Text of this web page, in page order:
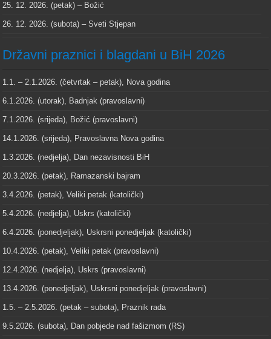
25. 12. 2026. (petak) – Božić
26. 12. 2026. (subota) – Sveti Stjepan
Državni praznici i blagdani u BiH 2026
1.1. – 2.1.2026. (četvrtak – petak), Nova godina
6.1.2026. (utorak), Badnjak (pravoslavni)
7.1.2026. (srijeda), Božić (pravoslavni)
14.1.2026. (srijeda), Pravoslavna Nova godina
1.3.2026. (nedjelja), Dan nezavisnosti BiH
20.3.2026. (petak), Ramazanski bajram
3.4.2026. (petak), Veliki petak (katolički)
5.4.2026. (nedjelja), Uskrs (katolički)
6.4.2026. (ponedjeljak), Uskrsni ponedjeljak (katolički)
10.4.2026. (petak), Veliki petak (pravoslavni)
12.4.2026. (nedjelja), Uskrs (pravoslavni)
13.4.2026. (ponedjeljak), Uskrsni ponedjeljak (pravoslavni)
1.5. – 2.5.2026. (petak – subota), Praznik rada
9.5.2026. (subota), Dan pobjede nad fašizmom (RS)